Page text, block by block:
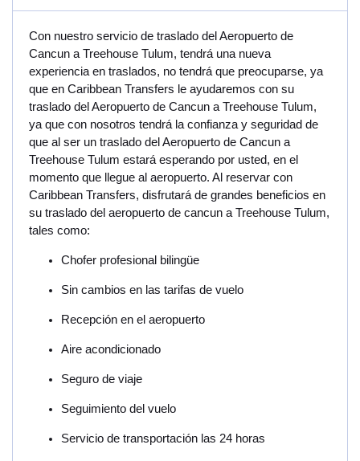
Con nuestro servicio de traslado del Aeropuerto de
Cancun a Treehouse Tulum, tendrá una nueva
experiencia en traslados, no tendrá que preocuparse, ya
que en Caribbean Transfers le ayudaremos con su
traslado del Aeropuerto de Cancun a Treehouse Tulum,
ya que con nosotros tendrá la confianza y seguridad de
que al ser un traslado del Aeropuerto de Cancun a
Treehouse Tulum estará esperando por usted, en el
momento que llegue al aeropuerto. Al reservar con
Caribbean Transfers, disfrutará de grandes beneficios en
su traslado del aeropuerto de cancun a Treehouse Tulum,
tales como:
Chofer profesional bilingüe
Sin cambios en las tarifas de vuelo
Recepción en el aeropuerto
Aire acondicionado
Seguro de viaje
Seguimiento del vuelo
Servicio de transportación las 24 horas